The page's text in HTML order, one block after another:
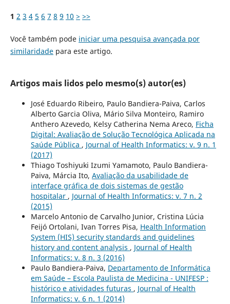
1 2 3 4 5 6 7 8 9 10 > >>
Você também pode iniciar uma pesquisa avançada por
similaridadepara este artigo.
Artigos mais lidos pelo mesmo(s) autor(es)
José Eduardo Ribeiro, Paulo Bandiera-Paiva, Carlos
Alberto Garcia Oliva, Mário Silva Monteiro, Ramiro
Anthero Azevedo, Kelsy Catherina Nema Areco, Ficha
Digital: Avaliação de Solução Tecnológica Aplicada na
Saúde Pública , Journal of Health Informatics: v. 9 n. 1
(2017)
Thiago Toshiyuki Izumi Yamamoto, Paulo Bandiera-
Paiva, Márcia Ito, Avaliação da usabilidade de
interface gráfica de dois sistemas de gestão
hospitalar , Journal of Health Informatics: v. 7 n. 2
(2015)
Marcelo Antonio de Carvalho Junior, Cristina Lúcia
Feijó Ortolani, Ivan Torres Pisa, Health Information
System (HIS) security standards and guidelines
history and content analysis , Journal of Health
Informatics: v. 8 n. 3 (2016)
Paulo Bandiera-Paiva, Departamento de Informática
em Saúde – Escola Paulista de Medicina - UNIFESP :
histórico e atividades futuras , Journal of Health
Informatics: v. 6 n. 1 (2014)